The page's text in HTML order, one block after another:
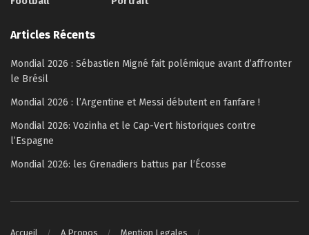
Articles Récents
Mondial 2026 : Sébastien Migné fait polémique avant d’affronter
le Brésil
Mondial 2026 : l’Argentine et Messi débutent en fanfare !
Mondial 2026: Vozinha et le Cap-Vert historiques contre
l’Espagne
Mondial 2026: les Grenadiers battus par l’Écosse
Accueil A Propos Mention Legales